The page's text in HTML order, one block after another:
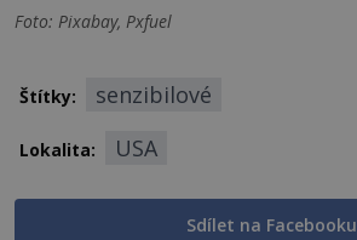
Foto: Pixabay, Pxfuel
Štítky: senzibilové
Lokalita: USA
Sdílet na Facebooku